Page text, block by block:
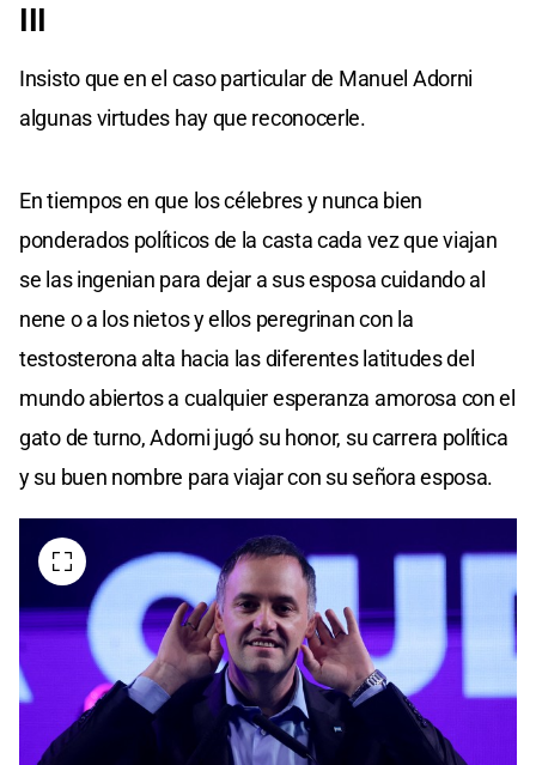
III
Insisto que en el caso particular de Manuel Adorni
algunas virtudes hay que reconocerle.
En tiempos en que los célebres y nunca bien
ponderados políticos de la casta cada vez que viajan
se las ingenian para dejar a sus esposa cuidando al
nene o a los nietos y ellos peregrinan con la
testosterona alta hacia las diferentes latitudes del
mundo abiertos a cualquier esperanza amorosa con el
gato de turno, Adorni jugó su honor, su carrera política
y su buen nombre para viajar con su señora esposa.